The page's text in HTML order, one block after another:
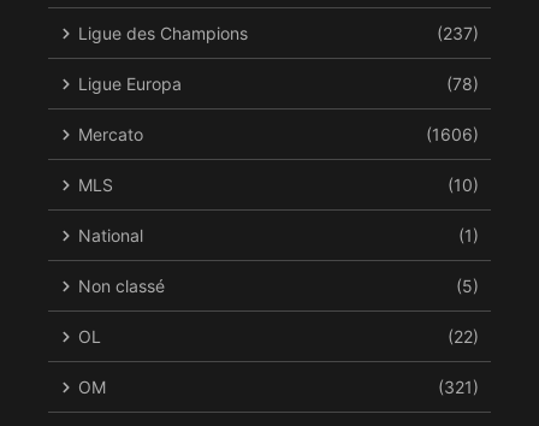
Ligue des Champions (237)
Ligue Europa (78)
Mercato (1606)
MLS (10)
National (1)
Non classé (5)
OL (22)
OM (321)